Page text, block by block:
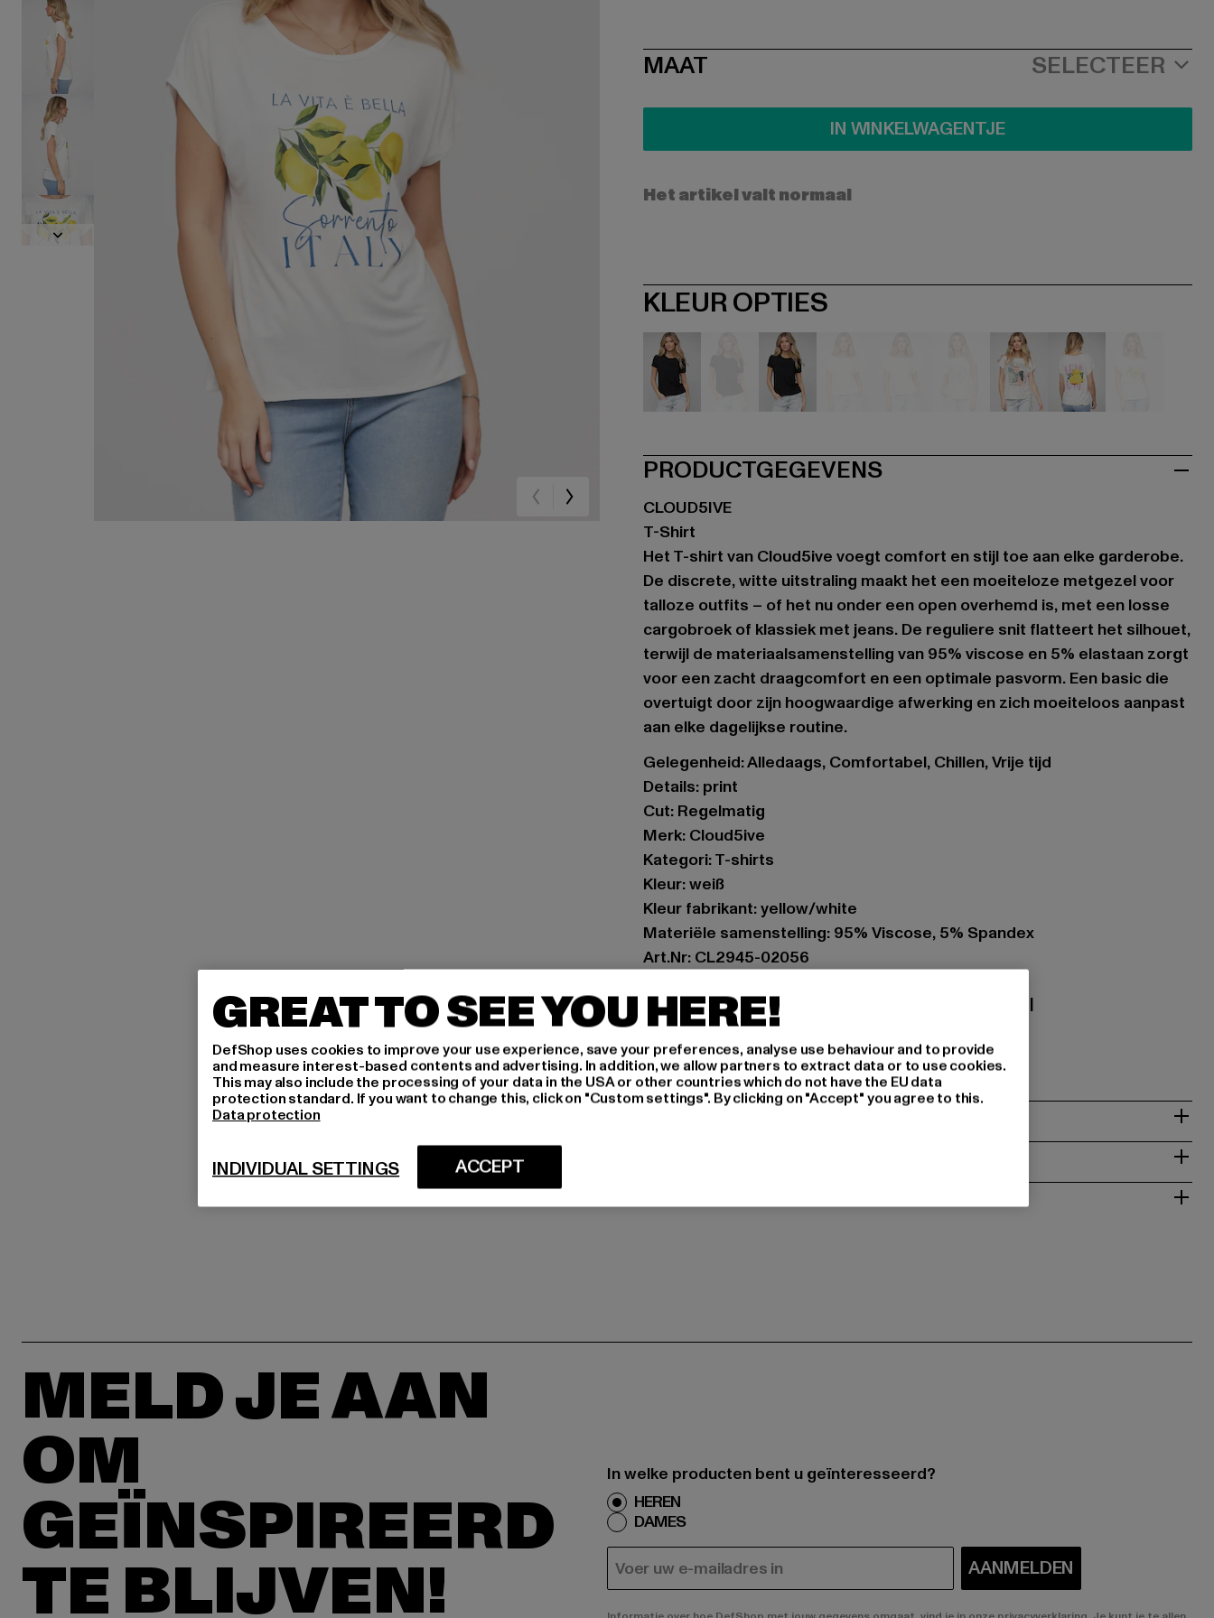
SIZE
MAAT SELECTEER
IN WINKELWAGENTJE
Het artikel valt normaal
KLEUR OPTIES
PRODUCTGEGEVENS
CLOUD5IVE
T-Shirt
Het T-shirt van Cloud5ive voegt comfort en stijl toe aan elke garderobe.
De discrete, witte uitstraling maakt het een moeiteloze metgezel voor
talloze outfits – of het nu onder een open overhemd is, met een losse
cargobroek of klassiek met jeans. De reguliere snit flatteert het silhouet,
terwijl de materiaalsamenstelling van 95% viscose en 5% elastaan zorgt
voor een zacht draagcomfort en een optimale pasvorm. Een basic die
overtuigt door zijn hoogwaardige afwerking en zich moeiteloos aanpast
aan elke dagelijkse routine.
Gelegenheid: Alledaags, Comfortabel, Chillen, Vrije tijd
Details: print
Cut: Regelmatig
Merk: Cloud5ive
Kategori: T-shirts
Kleur: weiß
Kleur fabrikant: yellow/white
Materiële samenstelling: 95% Viscose, 5% Spandex
Art.Nr: CL2945-02056
Fabrikant: Styleboom Textilhandels GmbH & Co. KG |
info@77onlineshop.eu
Am Kapellhof 22 | 47608 Geldern | DE
MAAT
MELD JE AAN
OM
GEÏNSPIREERD
TE BLIJVEN!
In welke producten bent u geïnteresseerd?
HEREN
DAMES
E-MAIL AANMELDEN
GREAT TO SEE YOU HERE!
DefShop uses cookies to improve your use experience, save your preferences, analyse use behaviour and to provide
and measure interest-based contents and advertising. In addition, we allow partners to extract data or to use cookies.
This may also include the processing of your data in the USA or other countries which do not have the EU data
protection standard. If you want to change this, click on "Custom settings". By clicking on "Accept" you agree to this.
Data protection
ACCEPT
INDIVIDUAL SETTINGS